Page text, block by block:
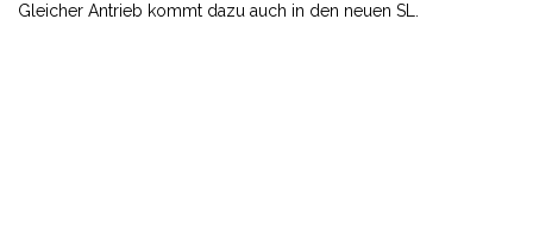
Gleicher Antrieb kommt dazu auch in den neuen SL.